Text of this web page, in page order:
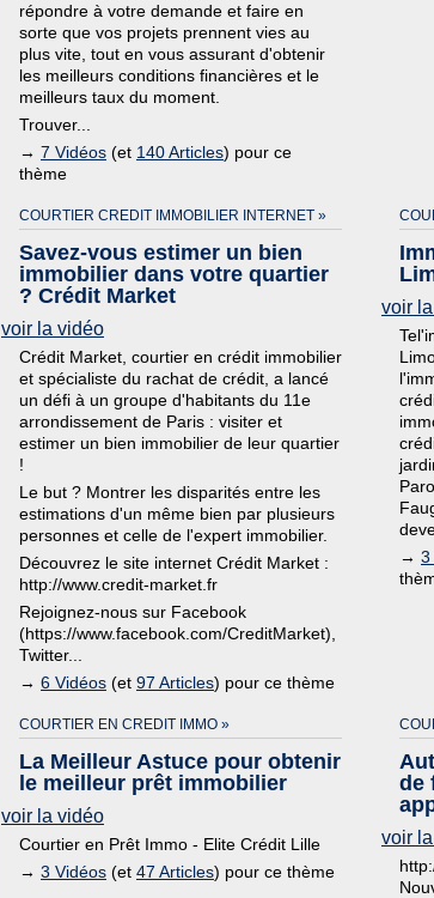
répondre à votre demande et faire en
sorte que vos projets prennent vies au
plus vite, tout en vous assurant d'obtenir
les meilleurs conditions financières et le
meilleurs taux du moment.
Trouver...
→ 7 Vidéos (et 140 Articles) pour ce
thème
COURTIER CREDIT IMMOBILIER INTERNET »
Savez-vous estimer un bien
immobilier dans votre quartier
? Crédit Market
voir la vidéo
Crédit Market, courtier en crédit immobilier
et spécialiste du rachat de crédit, a lancé
un défi à un groupe d'habitants du 11e
arrondissement de Paris : visiter et
estimer un bien immobilier de leur quartier
!
Le but ? Montrer les disparités entre les
estimations d'un même bien par plusieurs
personnes et celle de l'expert immobilier.
Découvrez le site internet Crédit Market :
http://www.credit-market.fr
Rejoignez-nous sur Facebook
(https://www.facebook.com/CreditMarket),
Twitter...
→ 6 Vidéos (et 97 Articles) pour ce thème
voir
→ 3
COURTIER EN CREDIT IMMO »
La Meilleur Astuce pour obtenir
le meilleur prêt immobilier
voir la vidéo
Courtier en Prêt Immo - Elite Crédit Lille
→ 3 Vidéos (et 47 Articles) pour ce thème
de
voir